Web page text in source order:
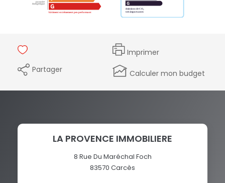
Imprimer
Partager
Calculer mon budget
LA PROVENCE IMMOBILIERE
8 Rue Du Maréchal Foch
83570 Carcès